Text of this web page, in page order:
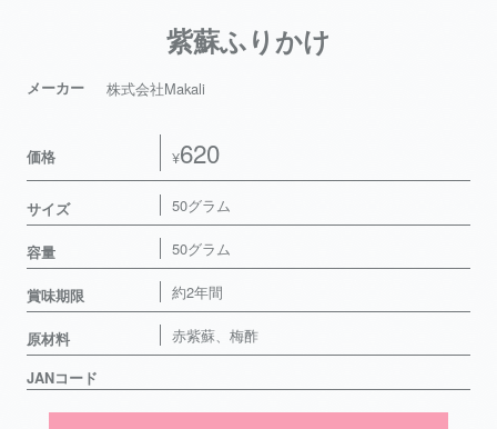
紫蘇ふりかけ
メーカー 株式会社Makali
価格 ¥620
サイズ 50グラム
容量 50グラム
賞味期限 約2年間
原材料 赤紫蘇、梅酢
JANコード